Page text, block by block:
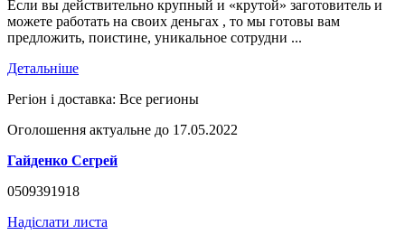
Если вы действительно крупный и «крутой» заготовитель и
можете работать на своих деньгах , то мы готовы вам
предложить, поистине, уникальное сотрудни ...
Детальніше
Регіон і доставка: Все регионы
Оголошення актуальне до 17.05.2022
Гайденко Сегрей
0509391918
Надіслати листа